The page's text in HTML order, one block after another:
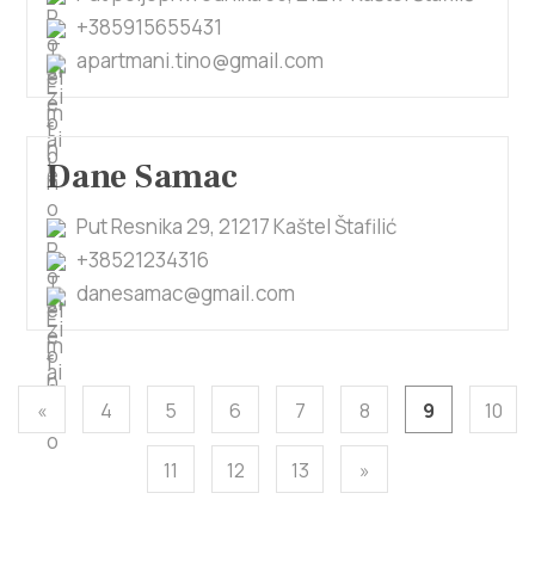
+385915655431
apartmani.tino@gmail.com
Dane Samac
Put Resnika 29, 21217 Kaštel Štafilić
+38521234316
danesamac@gmail.com
« 4 5 6 7 8 9 10
11 12 13 »